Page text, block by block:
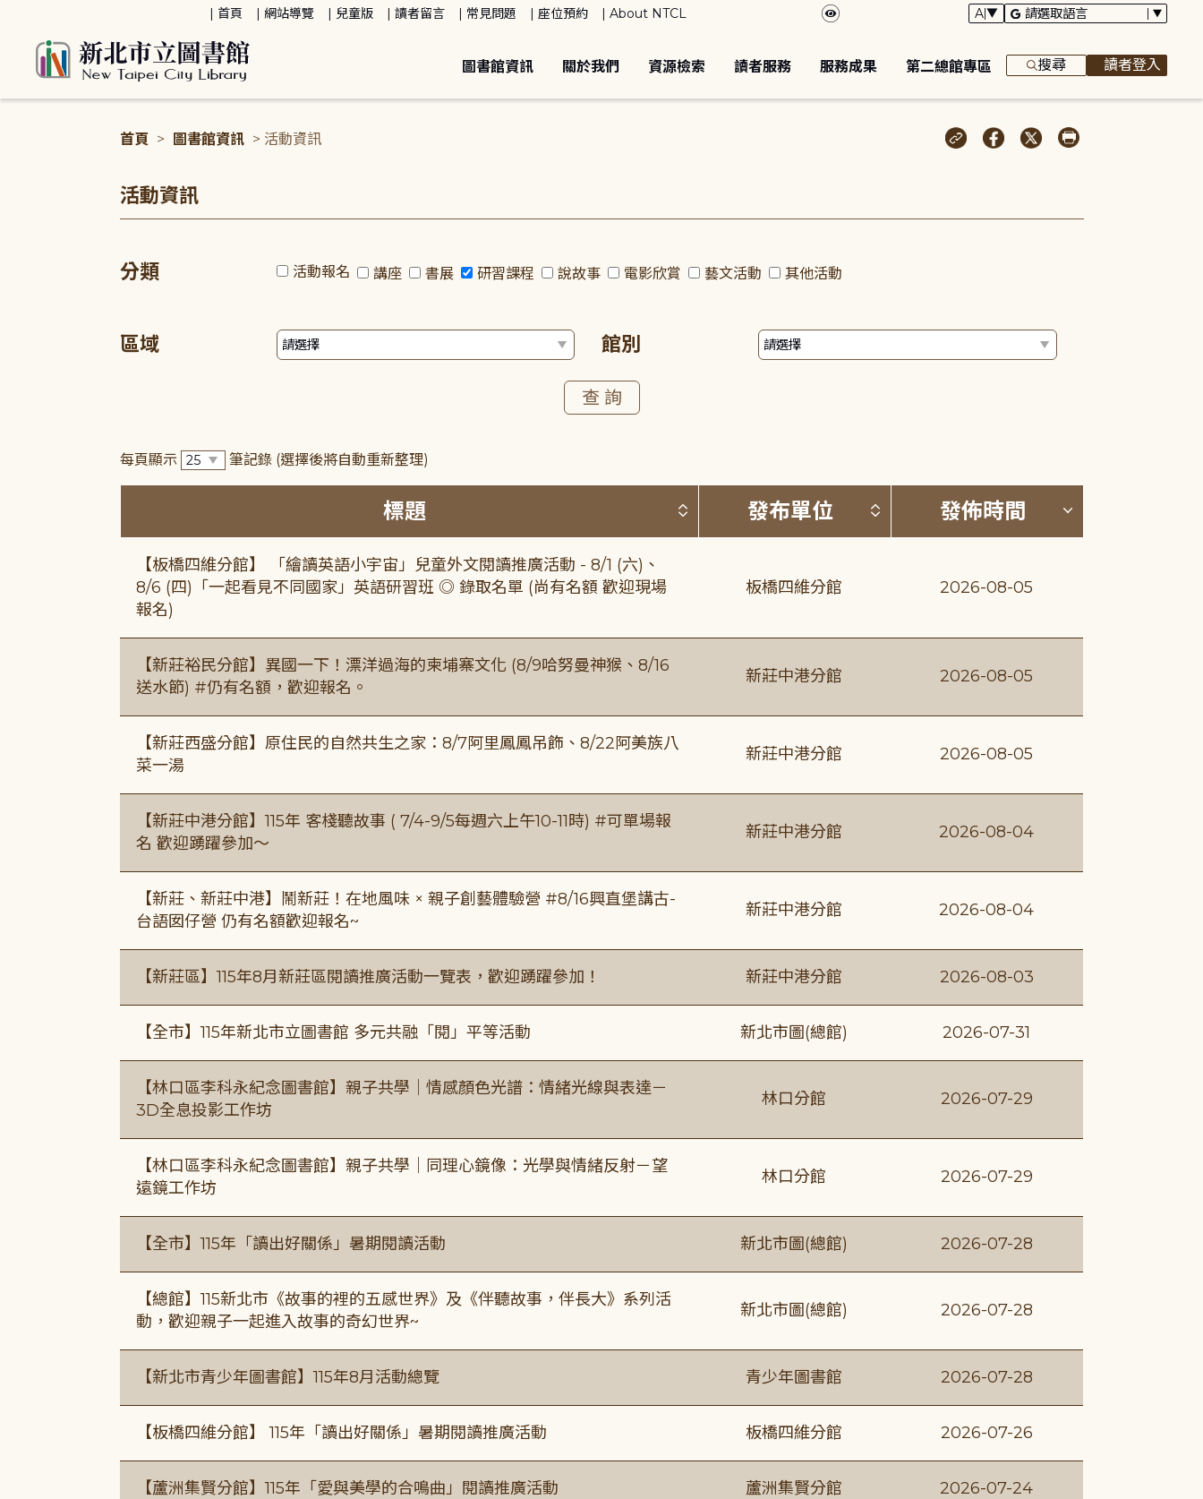
首頁 網站導覽 兒童版 讀者留言 常見問題 座位預約 About NTCL
圖書館資訊 關於我們 資源檢索 讀者服務 服務成果 第二總館專區 搜尋 讀者登入
首頁 > 圖書館資訊 > 活動資訊
活動資訊
分類 活動報名 講座 書展 研習課程 說故事 電影欣賞 藝文活動 其他活動
區域 館別
每頁顯示 筆記錄 (選擇後將自動重新整理)
標題 按標題排序 (升降冪)
發布單位 按發布單位排序 (升降冪)
發佈時間 按發佈時間
【板橋四維分館】 「繪讀英語小宇宙」兒童外文閱讀推廣活動 - 8/1 (六)、
8/6 (四)「一起看見不同國家」英語研習班 ◎ 錄取名單 (尚有名額 歡迎現場
報名)
板橋四維分館 2026-08-05
【新莊裕民分館】異國一下！漂洋過海的柬埔寨文化 (8/9哈努曼神猴、8/16
送水節) #仍有名額，歡迎報名。
新莊中港分館 2026-08-05
【新莊西盛分館】原住民的自然共生之家：8/7阿里鳳鳳吊飾、8/22阿美族八
菜一湯
新莊中港分館 2026-08-05
【新莊中港分館】115年 客棧聽故事 ( 7/4-9/5每週六上午10-11時) #可單場報
名 歡迎踴躍參加～
新莊中港分館 2026-08-04
【新莊、新莊中港】鬧新莊！在地風味 × 親子創藝體驗營 #8/16興直堡講古-
台語囡仔營 仍有名額歡迎報名~
新莊中港分館 2026-08-04
【新莊區】115年8月新莊區閱讀推廣活動一覽表，歡迎踴躍參加！ 新莊中港分館 2026-08-03
【全市】115年新北市立圖書館 多元共融「閱」平等活動 新北市圖(總館) 2026-07-31
【林口區李科永紀念圖書館】親子共學｜情感顏色光譜：情緒光線與表達－
3D全息投影工作坊
林口分館 2026-07-29
【林口區李科永紀念圖書館】親子共學｜同理心鏡像：光學與情緒反射－望
遠鏡工作坊
林口分館 2026-07-29
【全市】115年「讀出好關係」暑期閱讀活動 新北市圖(總館) 2026-07-28
【總館】115新北市《故事的裡的五感世界》及《伴聽故事，伴長大》系列活
動，歡迎親子一起進入故事的奇幻世界~
新北市圖(總館) 2026-07-28
【新北市青少年圖書館】115年8月活動總覽 青少年圖書館 2026-07-28
【板橋四維分館】 115年「讀出好關係」暑期閱讀推廣活動 板橋四維分館 2026-07-26
【蘆洲集賢分館】115年「愛與美學的合鳴曲」閱讀推廣活動 蘆洲集賢分館 2026-07-24